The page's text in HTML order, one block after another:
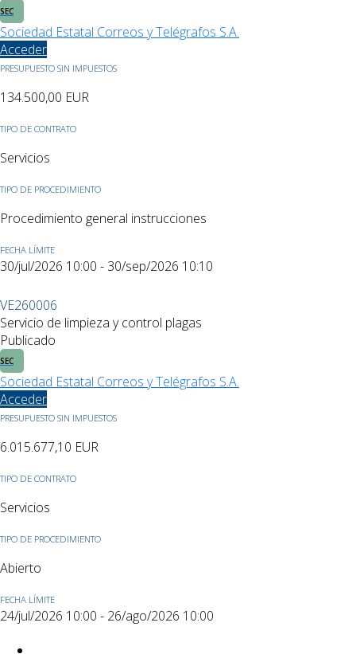
SEC
Sociedad Estatal Correos y Telégrafos S.A.
Acceder
PRESUPUESTO SIN IMPUESTOS
134.500,00 EUR
TIPO DE CONTRATO
Servicios
TIPO DE PROCEDIMIENTO
Procedimiento general instrucciones
FECHA LÍMITE
30/jul/2026 10:00 - 30/sep/2026 10:10
VE260006
Servicio de limpieza y control plagas
Publicado
SEC
Sociedad Estatal Correos y Telégrafos S.A.
Acceder
PRESUPUESTO SIN IMPUESTOS
6.015.677,10 EUR
TIPO DE CONTRATO
Servicios
TIPO DE PROCEDIMIENTO
Abierto
FECHA LÍMITE
24/jul/2026 10:00 - 26/ago/2026 10:00